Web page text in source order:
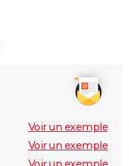
Voir un exemple
Voir un exemple